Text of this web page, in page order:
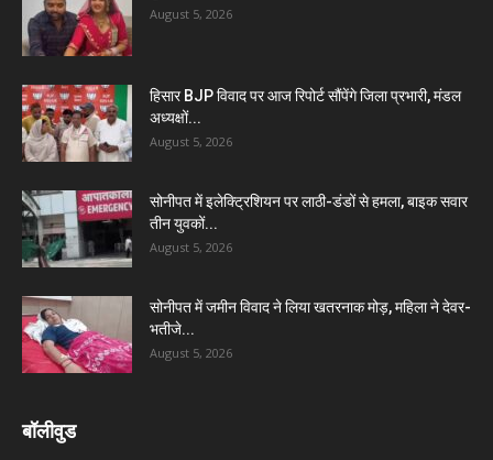
August 5, 2026
हिसार BJP विवाद पर आज रिपोर्ट सौंपेंगे जिला प्रभारी, मंडल
अध्यक्षों...
August 5, 2026
सोनीपत में इलेक्ट्रिशियन पर लाठी-डंडों से हमला, बाइक सवार
तीन युवकों...
August 5, 2026
सोनीपत में जमीन विवाद ने लिया खतरनाक मोड़, महिला ने देवर-
भतीजे...
August 5, 2026
बॉलीवुड